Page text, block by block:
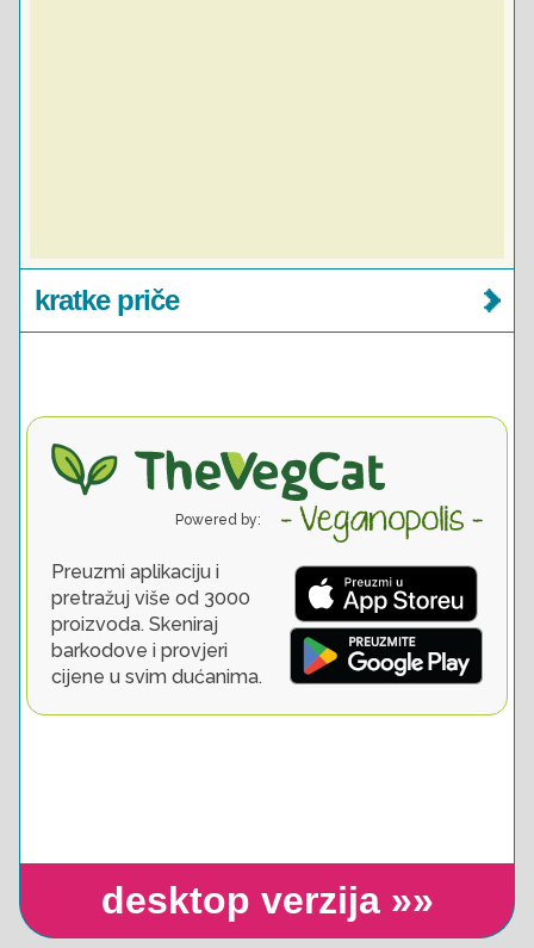
kratke priče
desktop verzija »»